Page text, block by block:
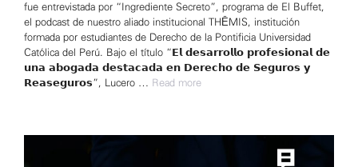
fue entrevistada por “Ingrediente Secreto”, programa de El Buffet,
el podcast de nuestro aliado institucional THĒMIS, institución
formada por estudiantes de Derecho de la Pontificia Universidad
Católica del Perú. Bajo el título “𝗘𝗹 𝗱𝗲𝘀𝗮𝗿𝗿𝗼𝗹𝗹𝗼 𝗽𝗿𝗼𝗳𝗲𝘀𝗶𝗼𝗻𝗮𝗹 𝗱𝗲
𝘂𝗻𝗮 𝗮𝗯𝗼𝗴𝗮𝗱𝗮 𝗱𝗲𝘀𝘁𝗮𝗰𝗮𝗱𝗮 𝗲𝗻 𝗗𝗲𝗿𝗲𝗰𝗵𝗼 𝗱𝗲 𝗦𝗲𝗴𝘂𝗿𝗼𝘀 𝘆
𝗥𝗲𝗮𝘀𝗲𝗴𝘂𝗿𝗼𝘀”, Lucero … Read more